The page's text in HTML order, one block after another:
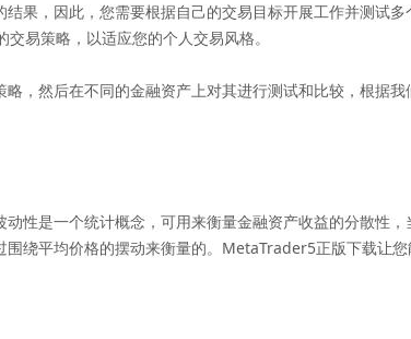
，因此，您需要根据自己的交易目标开展工作并测试多
易策略，以适应您的个人交易风格。
然后在不同的金融资产上对其进行测试和比较，根据我
是一个统计概念，可用来衡量金融资产收益的分散性，
绕平均价格的摆动来衡量的。MetaTrader5正版下载让